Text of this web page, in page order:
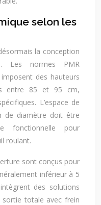
selon les
la conception
Les normes PMR
des hauteurs
entre 85 et 95 cm,
L’espace de
de diamètre doit être
fonctionnelle pour
roulant.
sont conçus pour
inférieur à 5
des solutions
totale avec frein